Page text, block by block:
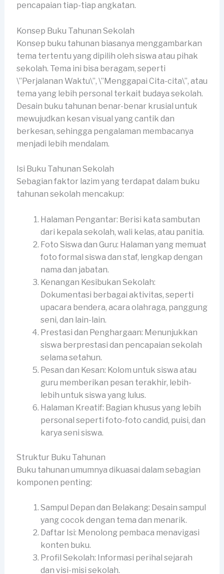
pencapaian tiap-tiap angkatan.
Konsep Buku Tahunan Sekolah
Konsep buku tahunan biasanya menggambarkan
tema tertentu yang dipilih oleh siswa atau pihak
sekolah. Tema ini bisa beragam, seperti
\”Perjalanan Waktu\”, \”Menggapai Cita-cita\”, atau
tema yang lebih personal terkait budaya sekolah.
Desain buku tahunan benar-benar krusial untuk
mewujudkan kesan visual yang cantik dan
berkesan, sehingga pengalaman membacanya
menjadi lebih mendalam.
Isi Buku Tahunan Sekolah
Sebagian faktor lazim yang terdapat dalam buku
tahunan sekolah mencakup:
Halaman Pengantar: Berisi kata sambutan
dari kepala sekolah, wali kelas, atau panitia.
Foto Siswa dan Guru: Halaman yang memuat
foto formal siswa dan staf, lengkap dengan
nama dan jabatan.
Kenangan Kesibukan Sekolah:
Dokumentasi berbagai aktivitas, seperti
upacara bendera, acara olahraga, panggung
seni, dan lain-lain.
Prestasi dan Penghargaan: Menunjukkan
siswa berprestasi dan pencapaian sekolah
selama setahun.
Pesan dan Kesan: Kolom untuk siswa atau
guru memberikan pesan terakhir, lebih-
lebih untuk siswa yang lulus.
Halaman Kreatif: Bagian khusus yang lebih
personal seperti foto-foto candid, puisi, dan
karya seni siswa.
Struktur Buku Tahunan
Buku tahunan umumnya dikuasai dalam sebagian
komponen penting:
Sampul Depan dan Belakang: Desain sampul
yang cocok dengan tema dan menarik.
Daftar Isi: Menolong pembaca menavigasi
konten buku.
Profil Sekolah: Informasi perihal sejarah
dan visi-misi sekolah.